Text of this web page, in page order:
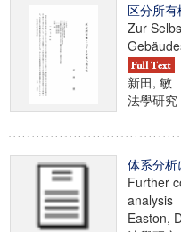
区分所
Zur
新田, 敏
法學研
体系分
Further
analysis
Easton,